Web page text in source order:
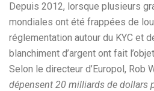
Depuis 2012, lorsque plusieurs
mondiales ont été frappées de
réglementation autour du KYC et
blanchiment d’argent ont fait
Selon le directeur d’Europol, Rob
dépensent 20 milliards de dollars